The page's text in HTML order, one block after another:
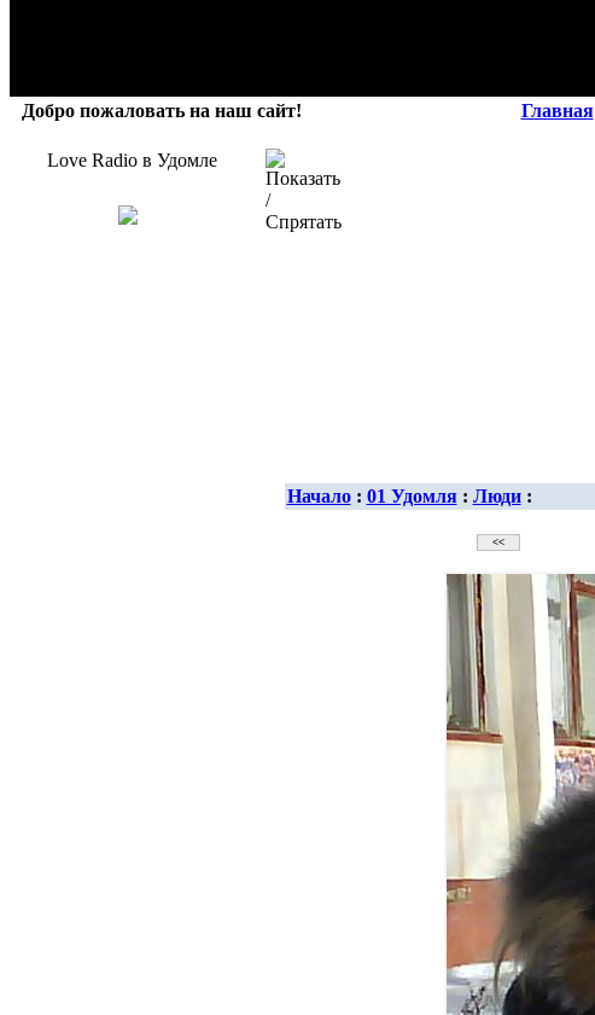
Добро пожаловать на наш сайт! Главная
Love Radio в Удомле
Начало: 01 Удомля: Люди: